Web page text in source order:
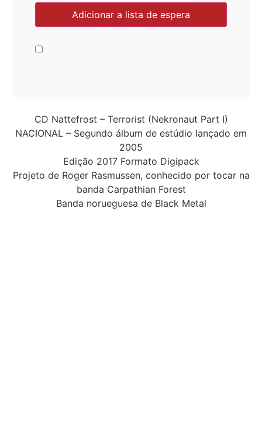
CD Nattefrost – Terrorist (Nekronaut Part I)
NACIONAL – Segundo álbum de estúdio lançado em
2005
Edição 2017 Formato Digipack
Projeto de Roger Rasmussen, conhecido por tocar na
banda Carpathian Forest
Banda norueguesa de Black Metal